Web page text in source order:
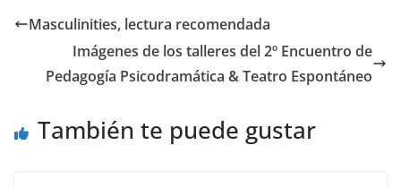
e
b
o
k
er l s
A
p
gr
a
m
y
Li
n
Masculinities, lectura recomendada
Imágenes de los talleres del 2º Encuentro de
Pedagogía Psicodramática & Teatro Espontáneo
También te puede gustar